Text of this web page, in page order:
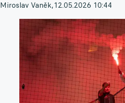
Miroslav Vaněk,12.05.2026 10:44